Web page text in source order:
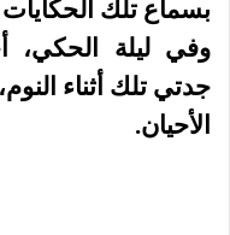
بسماع تلك الحكايات
وفي ليلة الحكي،
جدتي تلك أثناء
الأحيان.